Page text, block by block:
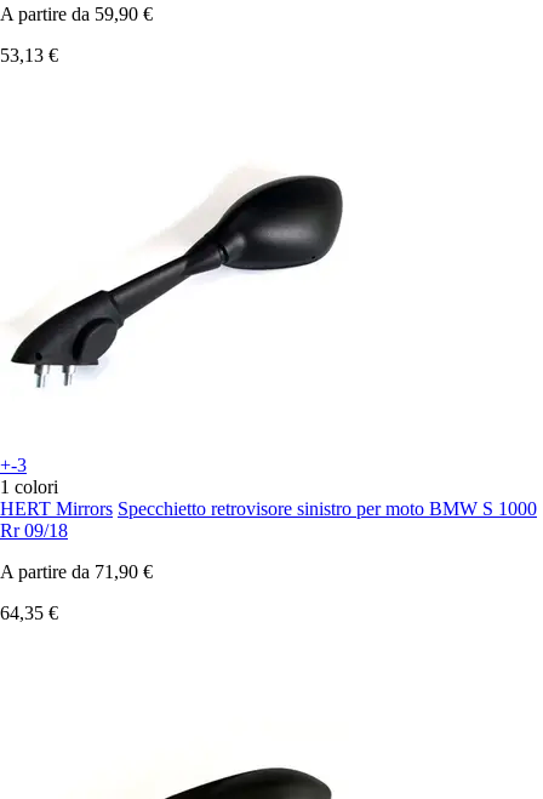
A partire da 59,90 €
53,13 €
+-3
1 colori
HERT Mirrors Specchietto retrovisore sinistro per moto BMW S 1000
Rr 09/18
A partire da 71,90 €
64,35 €